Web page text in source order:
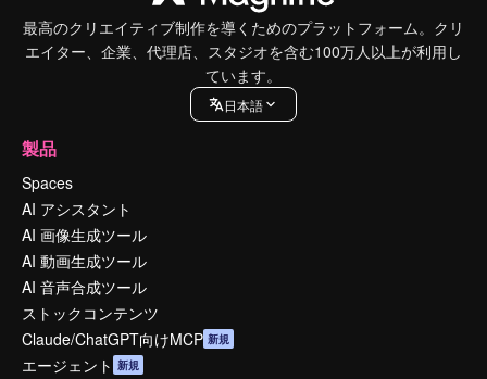
最高のクリエイティブ制作を導くためのプラットフォーム。クリ
エイター、企業、代理店、スタジオを含む100万人以上が利用し
ています。
日本語
製品
Spaces
AI アシスタント
AI 画像生成ツール
AI 動画生成ツール
AI 音声合成ツール
ストックコンテンツ
Claude/ChatGPT向けMCP 新規
エージェント 新規